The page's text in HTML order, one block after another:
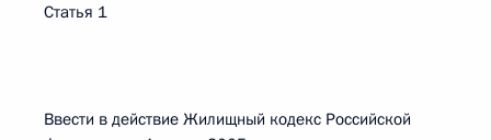
Статья 1
Ввести в действие Жилищный кодекс Российской